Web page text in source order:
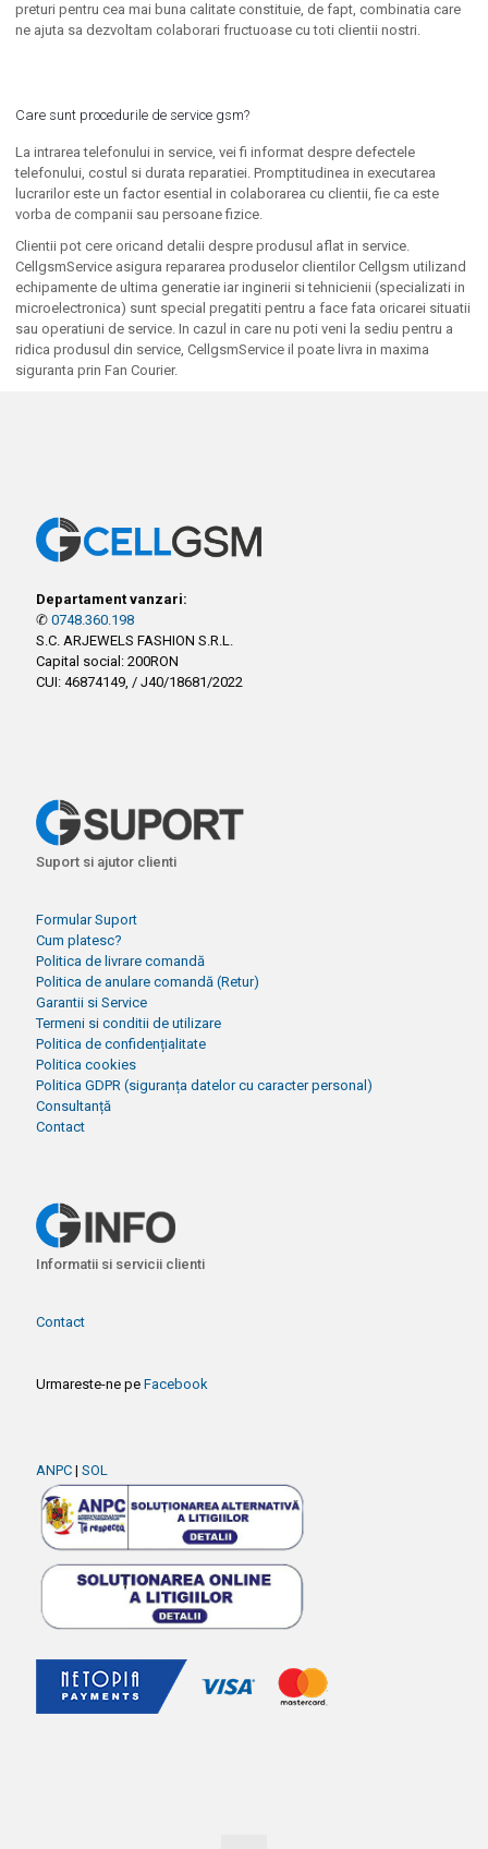
preturi pentru cea mai buna calitate constituie, de fapt, combinatia care
ne ajuta sa dezvoltam colaborari fructuoase cu toti clientii nostri.
Care sunt procedurile de service gsm?
La intrarea telefonului in service, vei fi informat despre defectele
telefonului, costul si durata reparatiei. Promptitudinea in executarea
lucrarilor este un factor esential in colaborarea cu clientii, fie ca este
vorba de companii sau persoane fizice.
Clientii pot cere oricand detalii despre produsul aflat in service.
CellgsmService asigura repararea produselor clientilor Cellgsm utilizand
echipamente de ultima generatie iar inginerii si tehnicienii (specializati in
microelectronica) sunt special pregatiti pentru a face fata oricarei situatii
sau operatiuni de service. In cazul in care nu poti veni la sediu pentru a
ridica produsul din service, CellgsmService il poate livra in maxima
siguranta prin Fan Courier.
Departament vanzari:
✆ 0748.360.198
S.C. ARJEWELS FASHION S.R.L.
Capital social: 200RON
CUI: 46874149, / J40/18681/2022
Suport si ajutor clienti
Formular Suport
Cum platesc?
Politica de livrare comandă
Politica de anulare comandă (Retur)
Garantii si Service
Termeni si conditii de utilizare
Politica de confidențialitate
Politica cookies
Politica GDPR (siguranța datelor cu caracter personal)
Consultanță
Contact
Informatii si servicii clienti
Contact
Urmareste-ne pe Facebook
ANPC | SOL